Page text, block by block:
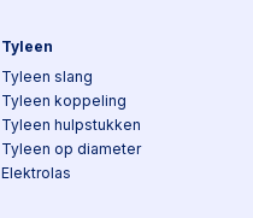
Tyleen
Tyleen slang
Tyleen koppeling
Tyleen hulpstukken
Tyleen op diameter
Elektrolas